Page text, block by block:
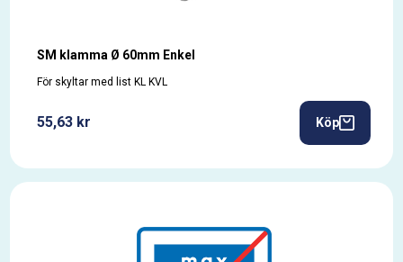
SM klamma Ø 60mm Enkel
För skyltar med list KL KVL
55,63 kr Köp